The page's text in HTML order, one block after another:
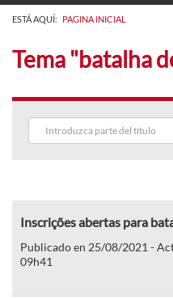
ESTÁ AQUÍ: PAGINA INICIAL
Tema "batalha
Inscrições abertas para
Publicado en 25/08/2021 -
09h41